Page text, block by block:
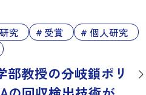
究 受賞
個人研究
教授の分岐鎖ポリ